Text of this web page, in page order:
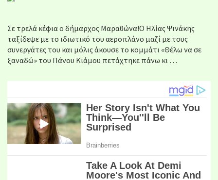
Σε τρελά κέφια ο δήμαρχος Μαραθώνα!Ο Ηλίας Ψινάκης
ταξίδεψε με το ιδιωτικό του αεροπλάνο μαζί με τους
συνεργάτες του και μόλις άκουσε το κομμάτι «Θέλω να σε
ξαναδώ» του Πάνου Κιάμου πετάχτηκε πάνω κι …